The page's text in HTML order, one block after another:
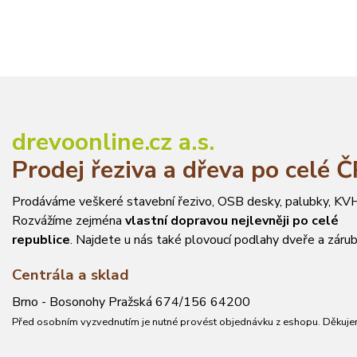
drevoonline.cz a.s.
Prodej řeziva a dřeva po celé
Prodáváme veškeré stavební řezivo, OSB desky, palubky,
Rozvážíme zejména vlastní dopravou nejlevněji po celé
republice. Najdete u nás také plovoucí podlahy dveře a
Centrála a sklad
Brno - Bosonohy Pražská 674/156 64200
Před osobním vyzvednutím je nutné provést objednávku z eshopu.